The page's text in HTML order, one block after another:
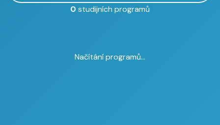
0 studijních programů
Načítání programů...